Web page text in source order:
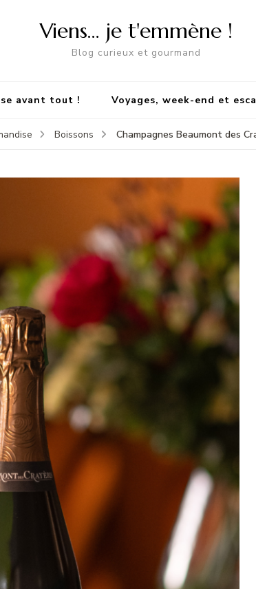
Viens… je t'emmène !
Blog curieux et gourmand
avant tout ! Voyages, week-end et
Boissons Champagnes Beaumont des